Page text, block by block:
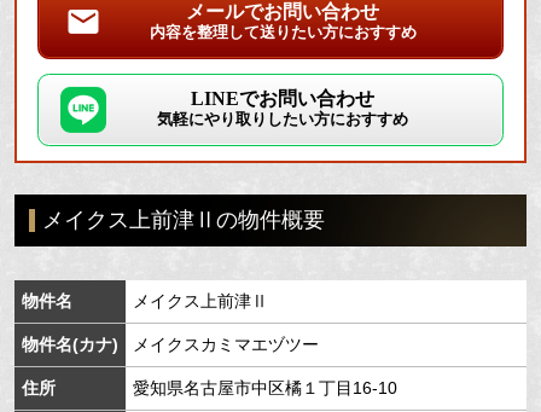
メールでお問い合わせ
内容を整理して送りたい方におすすめ
LINEでお問い合わせ
気軽にやり取りしたい方におすすめ
メイクス上前津Ⅱの物件概要
物件名 メイクス上前津Ⅱ
物件名(カナ) メイクスカミマエヅツー
住所 愛知県名古屋市中区橘１丁目16-10